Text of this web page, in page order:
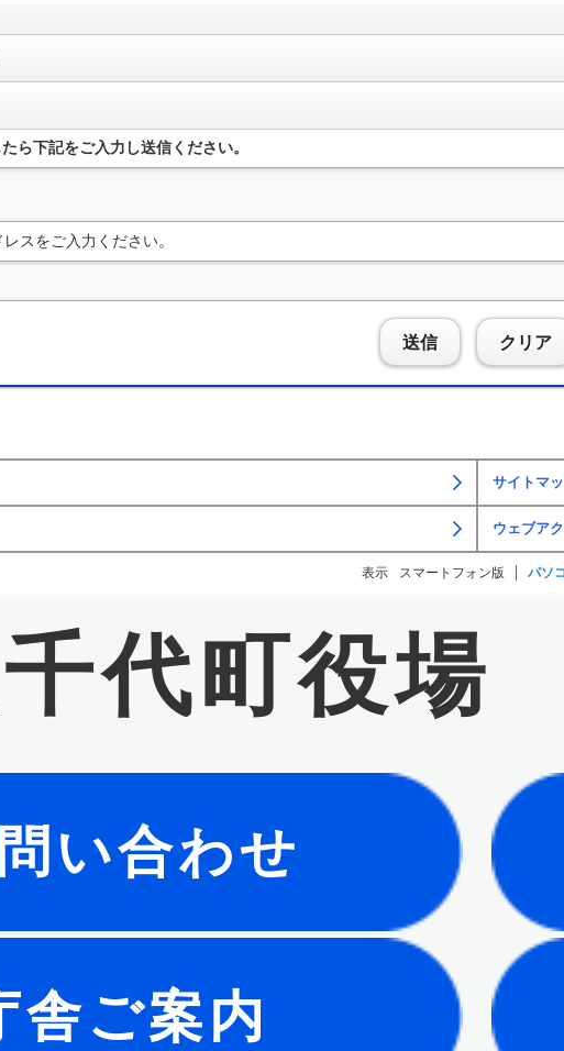
ら下記をご入力し送信ください。
スをご入力ください。
送信 クリア
サイトマ
ウェブア
表示 スマートフォン版 パソ
代町役場
い合わせ
舎ご案内